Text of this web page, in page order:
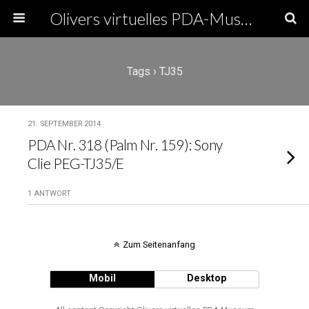
Olivers virtuelles PDA-Museum
Tags › TJ35
21. SEPTEMBER 2014
PDA Nr. 318 (Palm Nr. 159): Sony
Clie PEG-TJ35/E
1 ANTWORT
Zum Seitenanfang
Mobil Desktop